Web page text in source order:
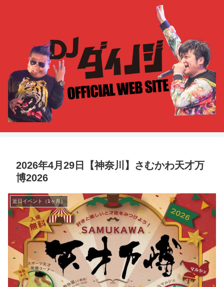
2026年4月29日【神奈川】さむかわ天才万
博2026
近日イベント（1ヶ月）